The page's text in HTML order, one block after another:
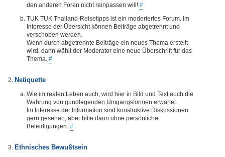
den anderen Foren nicht reinpassen will! #
TUK TUK Thailand-Reisetipps ist ein moderiertes Forum. Im
Interesse der Übersicht können Beiträge abgetrennt und
verschoben werden.
Wenn durch abgetrennte Beiträge ein neues Thema erstellt
wird, dann wählt der Moderator eine neue Überschrift für das
Thema. #
Netiquette
Wie im realen Leben auch, wird hier in Bild und Text auch die
Wahrung von gundlegenden Umgangsformen erwartet.
Im Interesse der Information sind konstruktive Diskussionen
gern gesehen, aber bitte dann ohne persönliche
Beleidigungen. #
Ethnisches Bewußtsein